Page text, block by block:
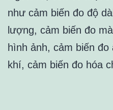
như cảm biến đo độ
lượng, cảm biến đo
hình ảnh, cảm biến
khí, cảm biến đo hóa